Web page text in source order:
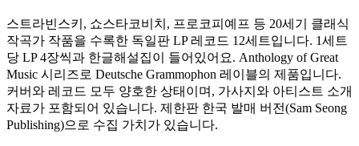
스트라빈스키, 쇼스타코비치, 프로코피예프 등 20세기 클래식
작곡가 작품을 수록한 독일판 LP 레코드 12세트입니다. 1세트
당 LP 4장씩과 한글해설집이 들어있어요. Anthology of Great
Music 시리즈로 Deutsche Grammophon 레이블의 제품입니다.
커버와 레코드 모두 양호한 상태이며, 가사지와 아티스트 소개
자료가 포함되어 있습니다. 제한판 한국 발매 버전(Sam Seong
Publishing)으로 수집 가치가 있습니다.